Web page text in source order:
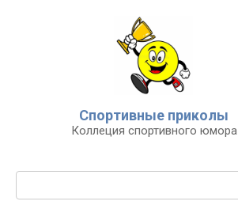
Спортивные приколы
Коллеция спортивного юмора